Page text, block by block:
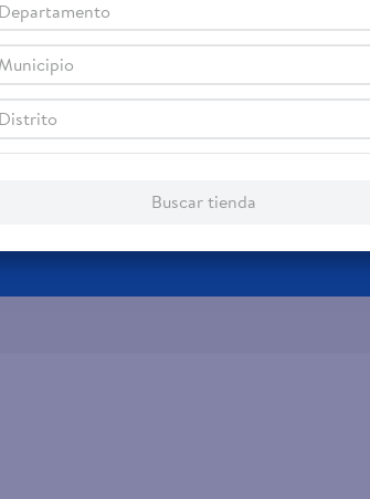
de regalo
servicios:
de servicios
Tarjeta de Crédito
Departamento
Municipio
Distrito
Buscar tienda